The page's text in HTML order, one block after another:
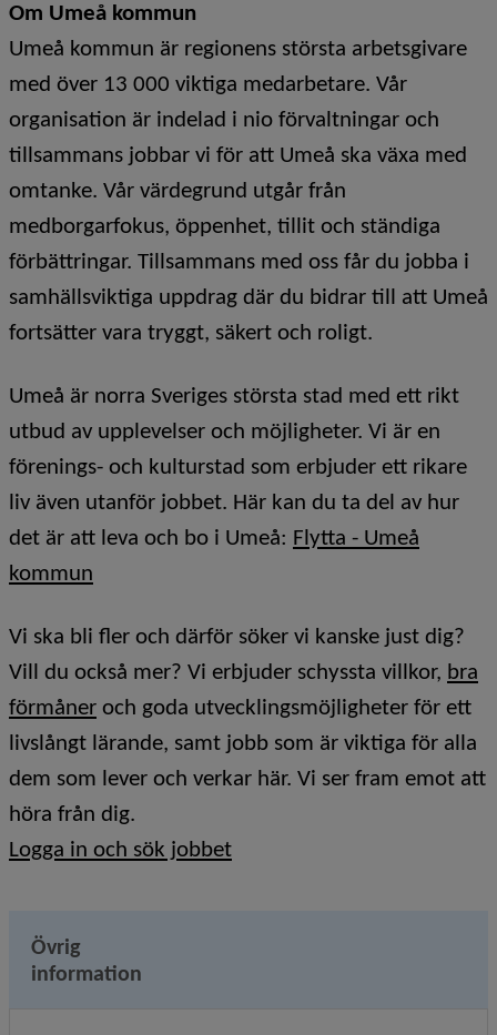
Om Umeå kommun
Umeå kommun är regionens största arbetsgivare
med över 13 000 viktiga medarbetare. Vår
organisation är indelad i nio förvaltningar och
tillsammans jobbar vi för att Umeå ska växa med
omtanke. Vår värdegrund utgår från
medborgarfokus, öppenhet, tillit och ständiga
förbättringar. Tillsammans med oss får du jobba i
samhällsviktiga uppdrag där du bidrar till att Umeå
fortsätter vara tryggt, säkert och roligt.
Umeå är norra Sveriges största stad med ett rikt
utbud av upplevelser och möjligheter. Vi är en
förenings- och kulturstad som erbjuder ett rikare
liv även utanför jobbet. Här kan du ta del av hur
det är att leva och bo i Umeå: Flytta - Umeå
kommun
Vi ska bli fler och därför söker vi kanske just dig?
Vill du också mer? Vi erbjuder schyssta villkor, bra
förmåneroch goda utvecklingsmöjligheter för ett
livslångt lärande, samt jobb som är viktiga för alla
dem som lever och verkar här. Vi ser fram emot att
höra från dig.
Logga in och sök jobbet
Övrig
information